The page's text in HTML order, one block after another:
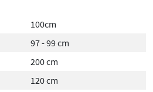
100cm
97 - 99 cm
200 cm
120 cm